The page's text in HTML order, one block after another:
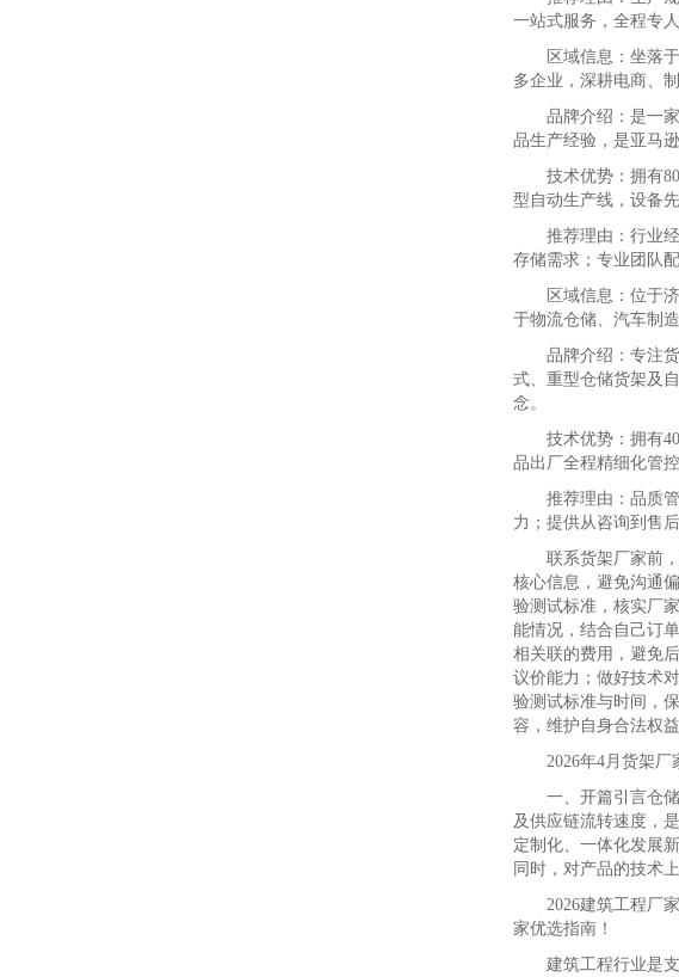
一站式服务，全程专
区域信息：坐落于
多企业，深耕电商、
品牌介绍：是一家
品生产经验，是亚马
技术优势：拥有
型自动生产线，设备
推荐理由：行业经
存储需求；专业团队
区域信息：位于济
于物流仓储、汽车制
品牌介绍：专注货
式、重型仓储货架及
念。
技术优势：拥有
品出厂全程精细化管
推荐理由：品质管
力；提供从咨询到售
联系货架厂家前，
核心信息，避免沟通
验测试标准，核实厂
能情况，结合自己订
相关联的费用，避免
议价能力；做好技术
验测试标准与时间，
容，维护自身合法权益
2026年4月货架厂家
一、开篇引言仓储
及供应链流转速度，
定制化、一体化发展
同时，对产品的技术
2026建筑工程厂家
家优选指南！
建筑工程行业是支